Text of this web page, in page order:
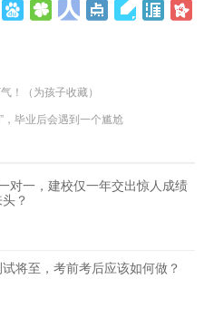
！（为孩子收藏）
，毕业后会遇到一个尴尬
对一，建校仅一年交出惊人成绩
？
将至，考前考后应该如何做？